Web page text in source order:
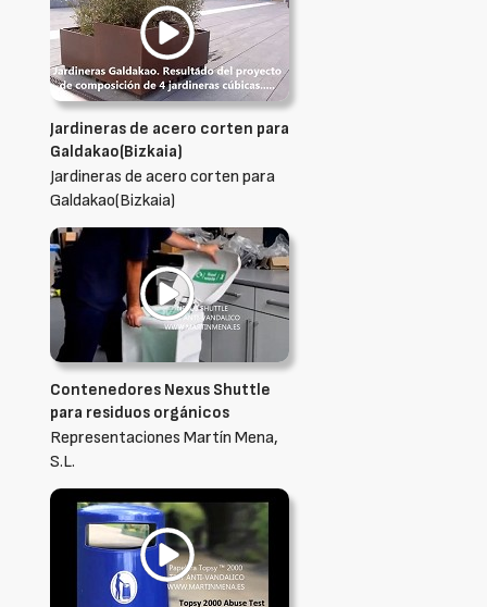
Jardineras de acero corten para
Galdakao(Bizkaia)
Jardineras de acero corten para
Galdakao(Bizkaia)
Contenedores Nexus Shuttle
para residuos orgánicos
Representaciones Martín Mena,
S.L.